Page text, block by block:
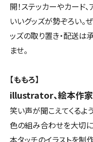
開！ステッカーやカード
いいグッズが勢ぞろい。
ッズの取り置き・配送は
ませ。
【ももろ】
illustrator、絵本作家
笑い声が聞こえてくるよ
色の組み合わせを大切